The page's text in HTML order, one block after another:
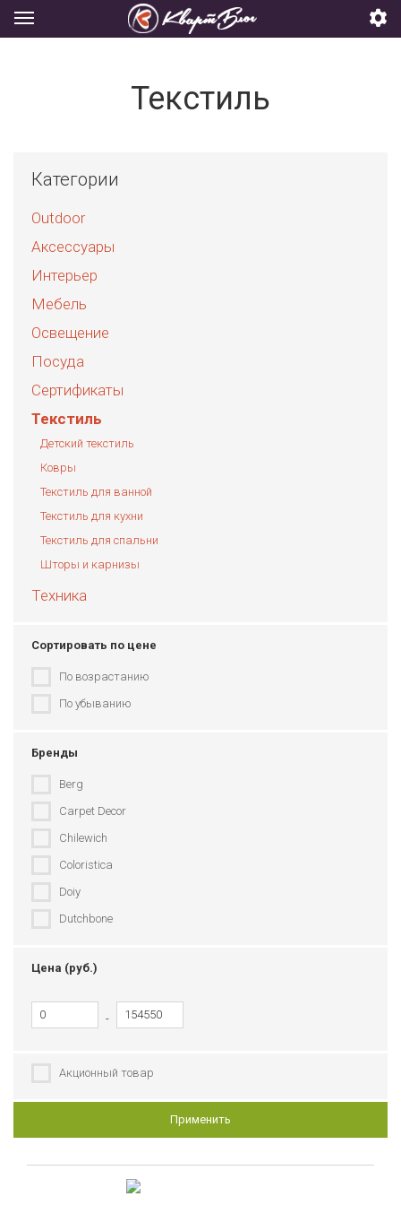
Текстиль
Категории
Outdoor
Аксессуары
Интерьер
Мебель
Освещение
Посуда
Сертификаты
Текстиль
Детский текстиль
Ковры
Текстиль для ванной
Текстиль для кухни
Текстиль для спальни
Шторы и карнизы
Техника
Сортировать по цене
По возрастанию
По убыванию
Бренды
Berg
Carpet Decor
Chilewich
Coloristica
Doiy
Dutchbone
Fatboy
Fermob
Flexa
House Doctor
Цена (руб.)
-
Акционный товар
Применить